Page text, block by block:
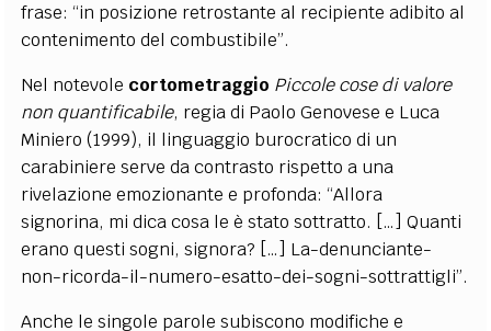
frase: “in posizione retrostante al recipiente adibito al
contenimento del combustibile”.
Nel notevole cortometraggio Piccole cose di valore
non quantificabile, regia di Paolo Genovese e Luca
Miniero (1999), il linguaggio burocratico di un
carabiniere serve da contrasto rispetto a una
rivelazione emozionante e profonda: “Allora
signorina, mi dica cosa le è stato sottratto. […] Quanti
erano questi sogni, signora? […] La-denunciante-
non-ricorda-il-numero-esatto-dei-sogni-sottrattigli”.
Anche le singole parole subiscono modifiche e